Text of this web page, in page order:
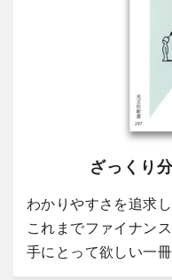
ざっくり
わかりやすさを追求
これまでファイナン
手にとって欲しい一